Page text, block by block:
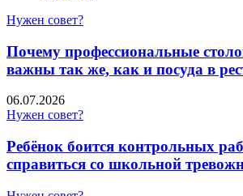
Нужен совет?
Почему профессиональные
важны так же, как и посуда в
06.07.2026
Нужен совет?
Ребёнок боится контрольных
справиться со школьной